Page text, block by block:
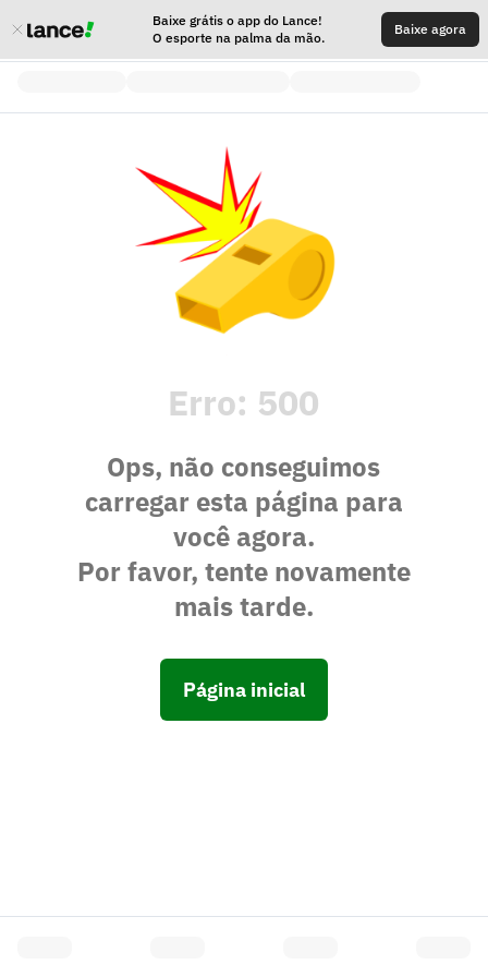
Baixe grátis o app do Lance!
O esporte na palma da mão.
Baixe agora
Erro: 500
Ops, não conseguimos
carregar esta página para
você agora.
Por favor, tente novamente
mais tarde.
Página inicial